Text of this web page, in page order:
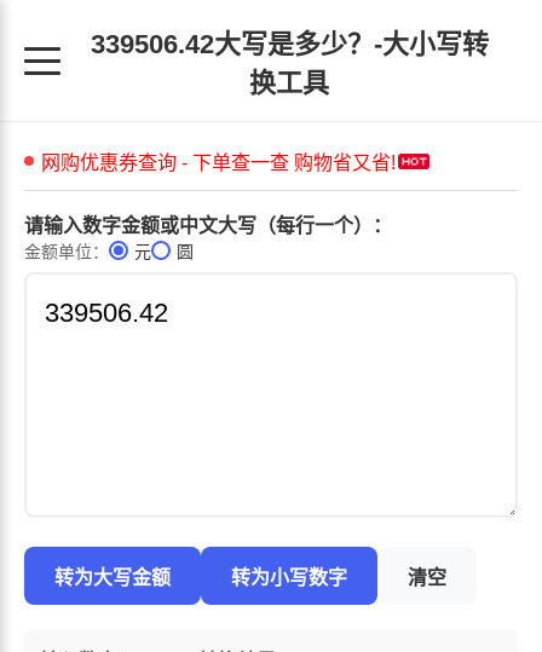
339506.42大写是多少？-大小写转
换工具
请输入数字金额或中文大写（每行一个）：
金额单位： 元 圆
转为大写金额 转为小写数字 清空